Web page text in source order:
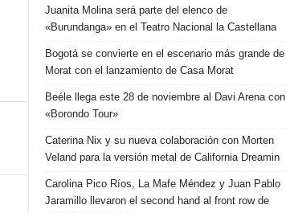
Juanita Molina será parte del elenco de
«Burundanga» en el Teatro Nacional la Castellana
Bogotá se convierte en el escenario más grande de
Morat con el lanzamiento de Casa Morat
Beéle llega este 28 de noviembre al Davi Arena con
«Borondo Tour»
Caterina Nix y su nueva colaboración con Morten
Veland para la versión metal de California Dreamin
Carolina Pico Ríos, La Mafe Méndez y Juan Pablo
Jaramillo llevaron el second hand al front row de